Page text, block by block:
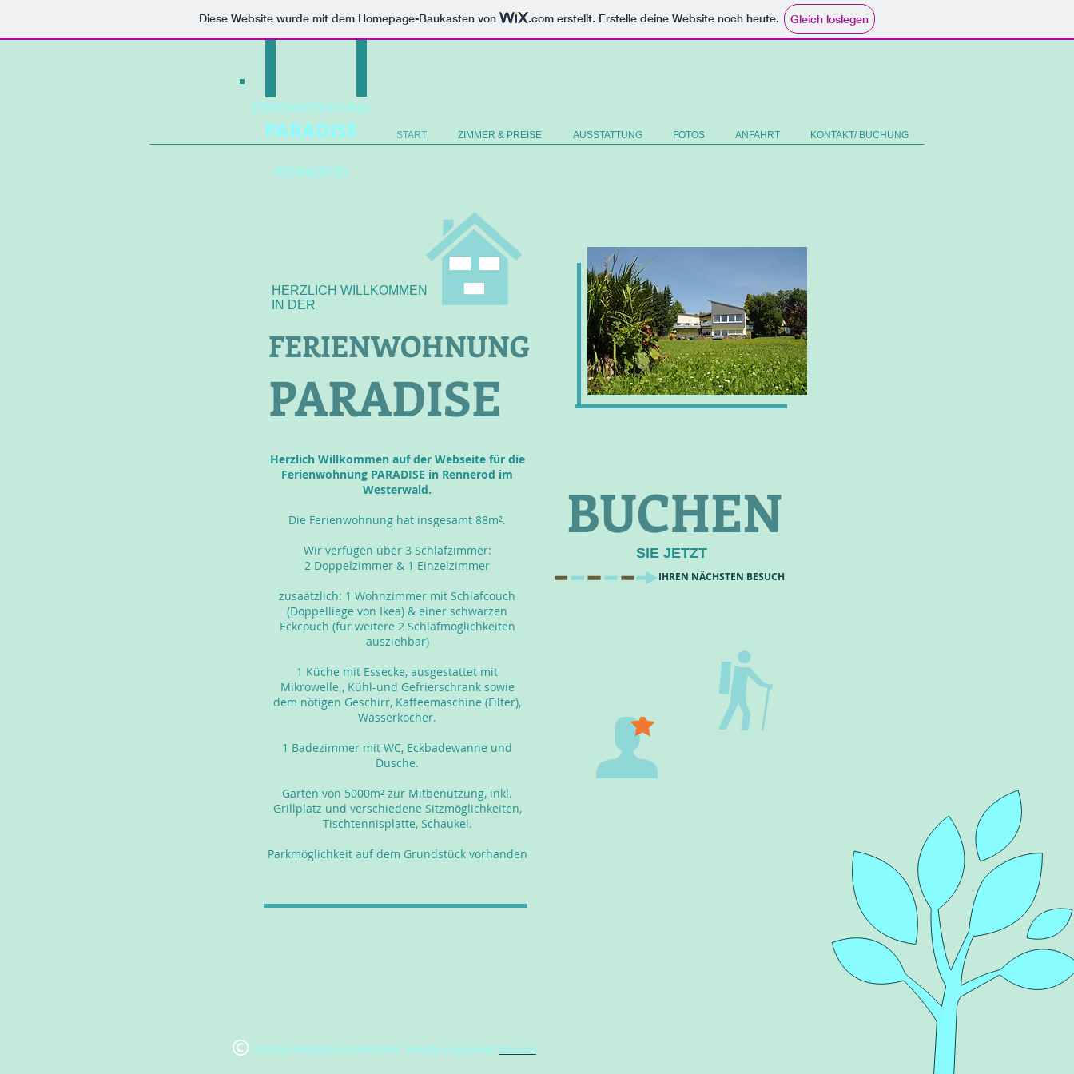
Diese Website wurde mit dem Homepage-Baukasten von .com erstellt. Erstelle deine Website noch heute. Gleich loslegen
START ZIMMER & PREISE AUSSTATTUNG FOTOS ANFAHRT KONTAKT/ BUCHUNG
FERIENWOHNUNG
PARADISE
RENNEROD
HERZLICH WILLKOMMEN
IN DER
FERIENWOHNUNG
PARADISE
Herzlich Willkommen auf der Webseite für die
Ferienwohnung PARADISE in Rennerod im
Westerwald.
Die Ferienwohnung hat insgesamt 88m².
Wir verfügen über 3 Schlafzimmer:
2 Doppelzimmer & 1 Einzelzimmer
zusaätzlich: 1 Wohnzimmer mit Schlafcouch
(Doppelliege von Ikea) & einer schwarzen
Eckcouch (für weitere 2 Schlafmöglichkeiten
ausziehbar)
1 Küche mit Essecke, ausgestattet mit
Mikrowelle , Kühl-und Gefrierschrank sowie
dem nötigen Geschirr, Kaffeemaschine (Filter),
Wasserkocher.
1 Badezimmer mit WC, Eckbadewanne und
Dusche.
Garten von 5000m² zur Mitbenutzung, inkl.
Grillplatz und verschiedene Sitzmöglichkeiten,
Tischtennisplatte, Schaukel.
Parkmöglichkeit auf dem Grundstück vorhanden
SIE JETZT
BUCHEN
IHREN NÄCHSTEN BESUCH
2023 by PARADISE BACKPACKERS. Proudly created withWix.com